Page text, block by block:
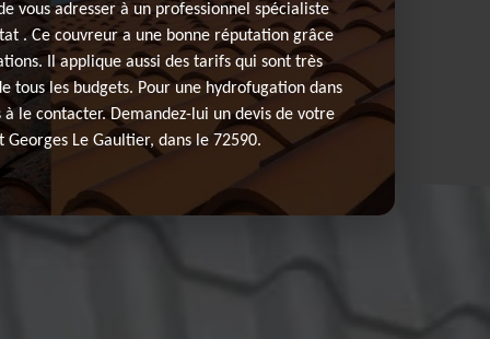
vous adresser à un professionnel spécialiste
. Ce couvreur a une bonne réputation grâce
Il applique aussi des tarifs qui sont très
tous les budgets. Pour une hydrofugation dans
à le contacter. Demandez-lui un devis de votre
Georges Le Gaultier, dans le 72590.